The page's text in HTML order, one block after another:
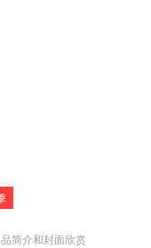
简介和封面欣赏